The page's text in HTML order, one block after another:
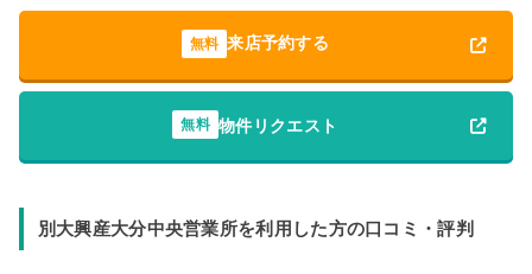
無料 来店予約する
無料 物件リクエスト
別大興産大分中央営業所を利用した方の口コミ・評判